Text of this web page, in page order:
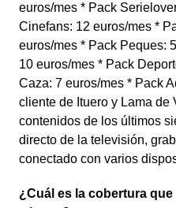
euros/mes * Pack
Cinefans: 12 euros/mes *
euros/mes * Pack Peques:
10 euros/mes * Pack
Caza: 7 euros/mes * Pack
cliente de Ituero y Lama de
contenidos de los últimos
directo de la televisión,
conectado con varios
¿Cuál es la cobertura